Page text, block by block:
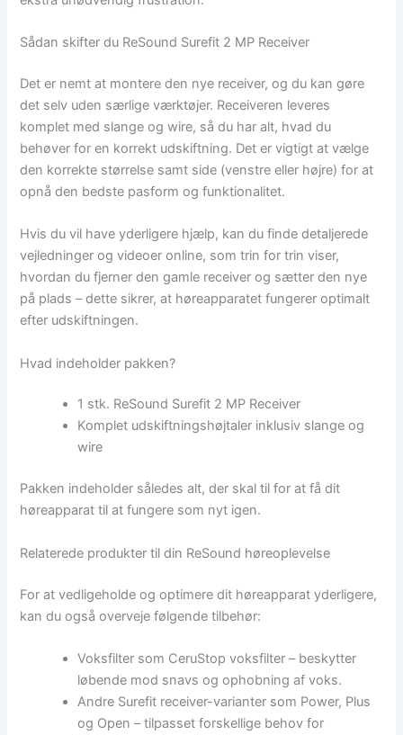
Sådan skifter du ReSound Surefit 2 MP Receiver
Det er nemt at montere den nye receiver, og du kan gøre
det selv uden særlige værktøjer. Receiveren leveres
komplet med slange og wire, så du har alt, hvad du
behøver for en korrekt udskiftning. Det er vigtigt at vælge
den korrekte størrelse samt side (venstre eller højre) for at
opnå den bedste pasform og funktionalitet.
Hvis du vil have yderligere hjælp, kan du finde detaljerede
vejledninger og videoer online, som trin for trin viser,
hvordan du fjerner den gamle receiver og sætter den nye
på plads – dette sikrer, at høreapparatet fungerer optimalt
efter udskiftningen.
Hvad indeholder pakken?
1 stk. ReSound Surefit 2 MP Receiver
Komplet udskiftningshøjtaler inklusiv slange og
wire
Pakken indeholder således alt, der skal til for at få dit
høreapparat til at fungere som nyt igen.
Relaterede produkter til din ReSound høreoplevelse
For at vedligeholde og optimere dit høreapparat yderligere,
kan du også overveje følgende tilbehør:
Voksfilter som CeruStop voksfilter – beskytter
løbende mod snavs og ophobning af voks.
Andre Surefit receiver-varianter som Power, Plus
og Open – tilpasset forskellige behov for